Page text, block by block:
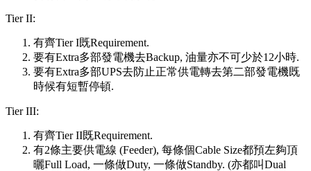
Tier II:
有齊Tier I既Requirement.
要有Extra多部發電機去Backup, 油量亦不可少於12小時.
要有Extra多部UPS去防止正常供電轉去第二部發電機既
時候有短暫停頓.
Tier III:
有齊Tier II既Requirement.
有2條主要供電線 (Feeder), 每條個Cable Size都預左夠頂
曬Full Load, 一條做Duty, 一條做Standby. (亦都叫Dual